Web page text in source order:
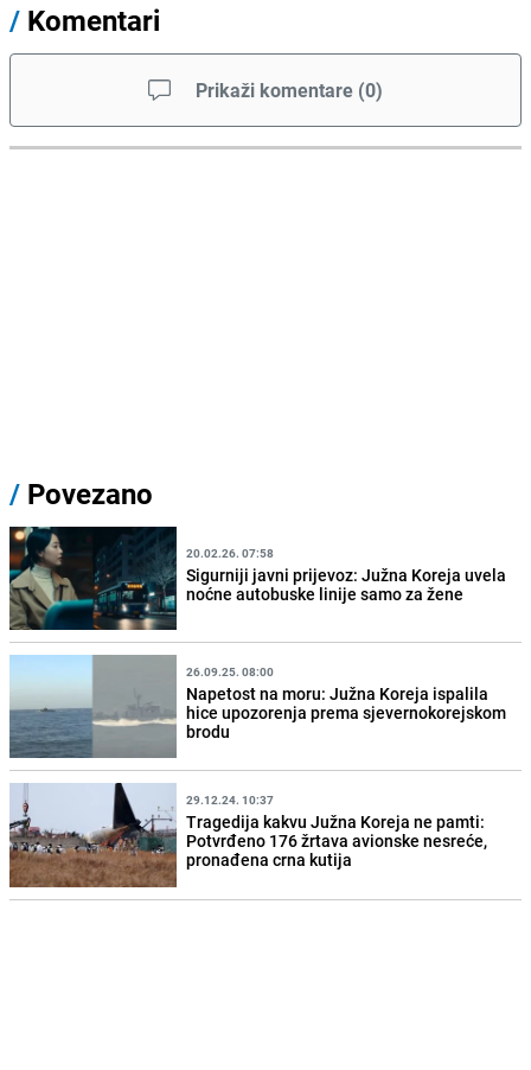
/ Komentari
Prikaži komentare (0)
/ Povezano
20.02.26. 07:58
Sigurniji javni prijevoz: Južna Koreja uvela
noćne autobuske linije samo za žene
26.09.25. 08:00
Napetost na moru: Južna Koreja ispalila
hice upozorenja prema sjevernokorejskom
brodu
29.12.24. 10:37
Tragedija kakvu Južna Koreja ne pamti:
Potvrđeno 176 žrtava avionske nesreće,
pronađena crna kutija